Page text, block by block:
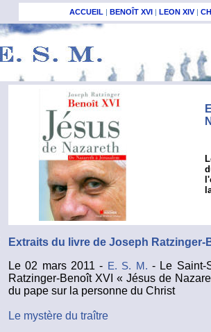
ACCUEIL | BENOÎT XVI | LEON XIV|
Extraits du livre de Joseph Ratzinger-
Le 02 mars 2011 - E. S. M. - Le Saint-
Ratzinger-Benoît XVI « Jésus de
du pape sur la personne du Christ
Le mystère du traître